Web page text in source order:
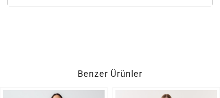
Benzer Ürünler